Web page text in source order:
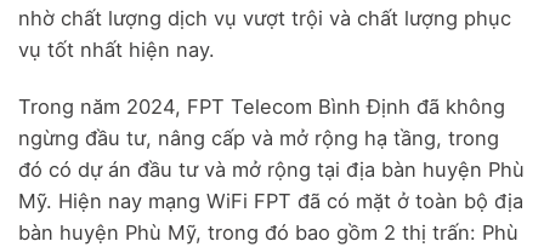
nhờ chất lượng dịch vụ vượt trội và chất lượng phục
vụ tốt nhất hiện nay.
Trong năm 2024, FPT Telecom Bình Định đã không
ngừng đầu tư, nâng cấp và mở rộng hạ tầng, trong
đó có dự án đầu tư và mở rộng tại địa bàn huyện Phù
Mỹ. Hiện nay mạng WiFi FPT đã có mặt ở toàn bộ địa
bàn huyện Phù Mỹ, trong đó bao gồm 2 thị trấn: Phù